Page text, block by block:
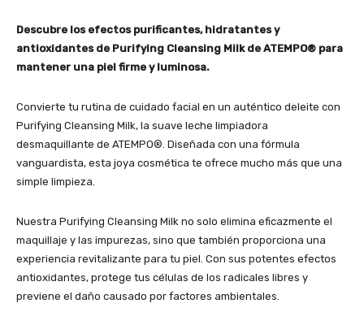
Descubre los efectos purificantes, hidratantes y
antioxidantes de Purifying Cleansing Milk de ATEMPO® para
mantener una piel firme y luminosa.
Convierte tu rutina de cuidado facial en un auténtico deleite con
Purifying Cleansing Milk, la suave leche limpiadora
desmaquillante de ATEMPO®. Diseñada con una fórmula
vanguardista, esta joya cosmética te ofrece mucho más que una
simple limpieza.
Nuestra Purifying Cleansing Milk no solo elimina eficazmente el
maquillaje y las impurezas, sino que también proporciona una
experiencia revitalizante para tu piel. Con sus potentes efectos
antioxidantes, protege tus células de los radicales libres y
previene el daño causado por factores ambientales.